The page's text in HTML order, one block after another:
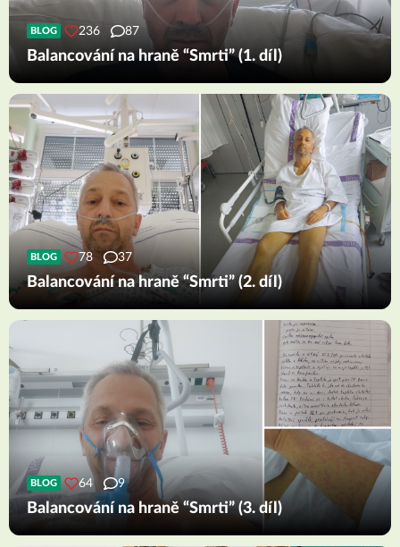
BLOG 236 87
Balancování na hraně “Smrti” (1. díl)
BLOG 78 37
Balancování na hraně “Smrti” (2. díl)
BLOG 64 9
Balancování na hraně “Smrti” (3. díl)